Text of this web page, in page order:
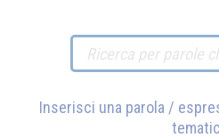
Inserisci una parola /